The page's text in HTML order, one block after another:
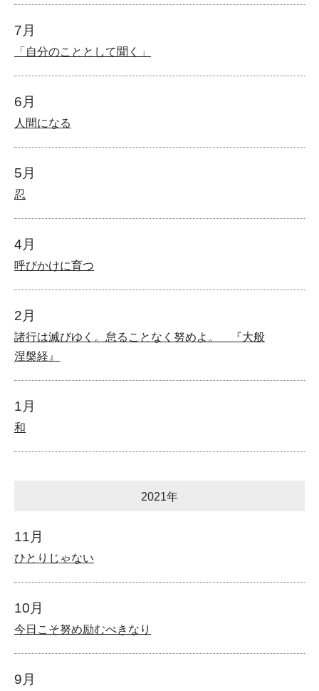
7月
「自分のこととして聞く」
6月
人間になる
5月
忍
4月
呼びかけに育つ
2月
諸行は滅びゆく。怠ることなく努めよ。 『大般
涅槃経』
1月
和
2021年
11月
ひとりじゃない
10月
今日こそ努め励むべきなり
9月